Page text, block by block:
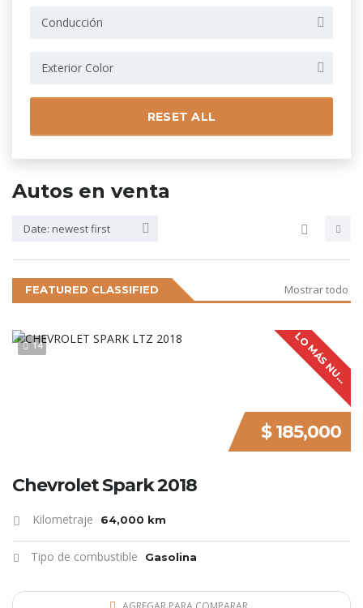
Conducción
Exterior Color
RESET ALL
Autos en venta
Date: newest first
FEATURED CLASSIFIED Mostrar todo
14 L
O
M
Á
S
N
U
E
V
O
$ 185,000
Chevrolet Spark 2018
Kilometraje 64,000 km
Tipo de combustible Gasolina